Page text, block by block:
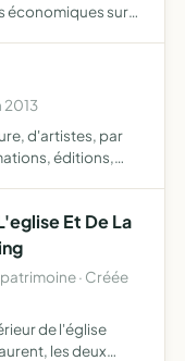
économiques sur
2013
d'artistes, par
éditions,
Et De La
· Créée
de l'église
les deux